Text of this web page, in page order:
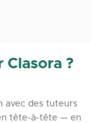
Clasora ?
avec des tuteurs
tête-à-tête — en